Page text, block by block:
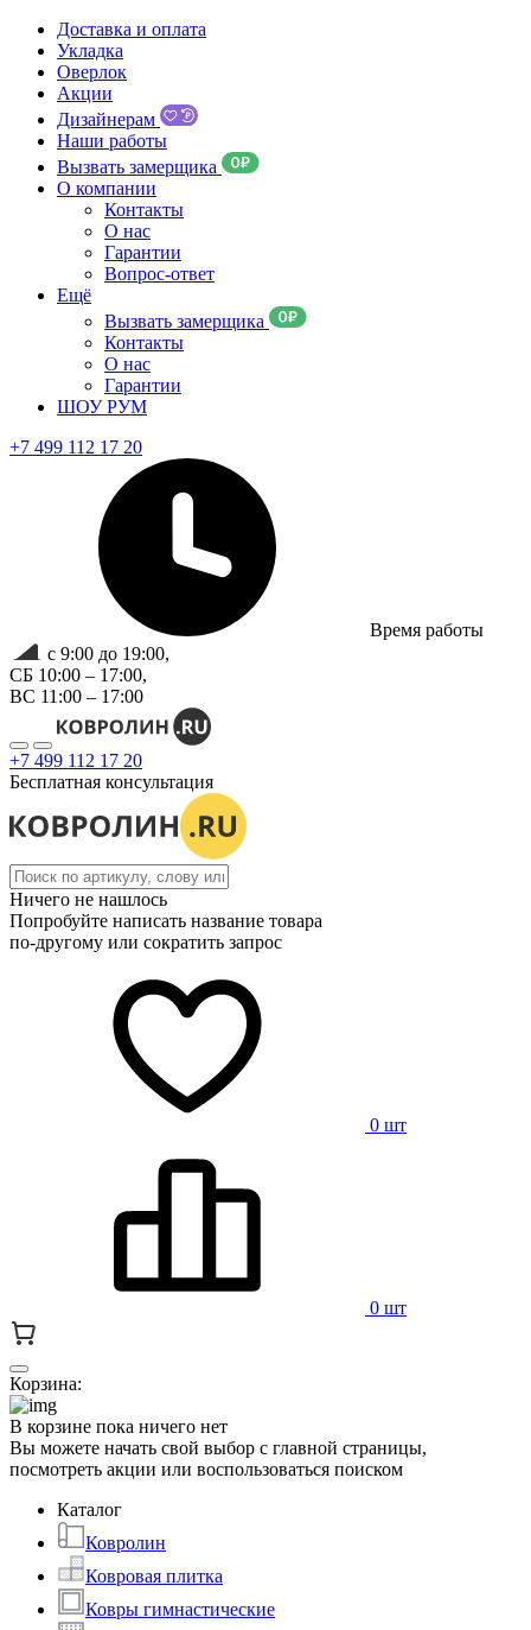
Доставка и оплата
Укладка
Оверлок
Акции
Дизайнерам
Наши работы
Вызвать замерщика
О компании
Контакты
О нас
Гарантии
Вопрос-ответ
Ещё
Вызвать замерщика
Контакты
О нас
Гарантии
ШОУ РУМ
+7 499 112 17 20
Время работы
с 9:00 до 19:00,
СБ 10:00 – 17:00,
ВС 11:00 – 17:00
+7 499 112 17 20
Бесплатная консультация
Ничего не нашлось
Попробуйте написать название товара
по-другому или сократить запрос
0 шт
0 шт
Корзина:
В корзине пока ничего нет
Вы можете начать свой выбор с главной страницы,
посмотреть акции или воспользоваться поиском
Каталог
Ковролин
Ковровая плитка
Ковры гимнастические